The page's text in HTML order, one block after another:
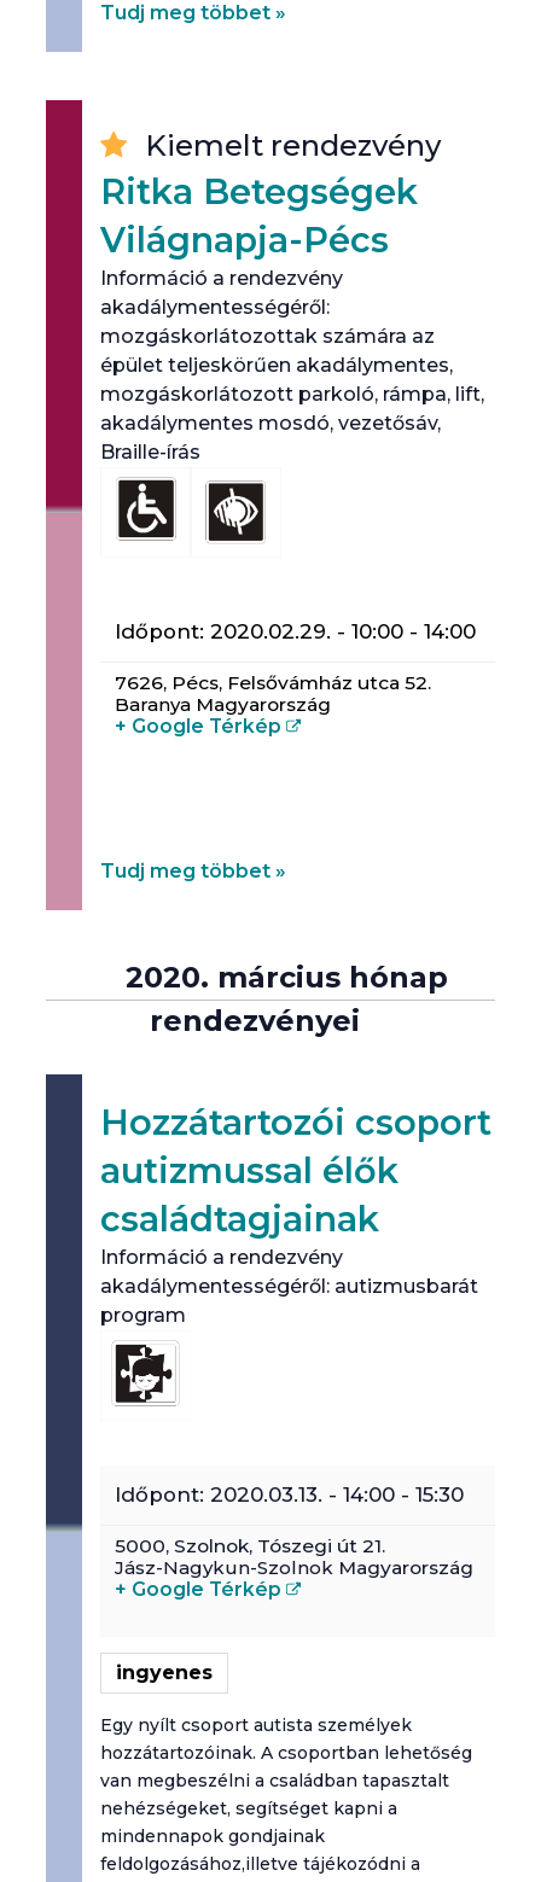
Tudj meg többet »
Kiemelt rendezvény
Ritka Betegségek
Világnapja-Pécs
Információ a rendezvény
akadálymentességéről:
mozgáskorlátozottak számára az
épület teljeskörűen akadálymentes,
mozgáskorlátozott parkoló, rámpa, lift,
akadálymentes mosdó, vezetősáv,
Braille-írás
Időpont: 2020.02.29. - 10:00- 14:00
7626, Pécs, Felsővámház utca 52.
Baranya Magyarország
+ Google Térkép
Tudj meg többet »
2020. március hónap
rendezvényei
Hozzátartozói csoport
autizmussal élők
családtagjainak
Információ a rendezvény
akadálymentességéről: autizmusbarát
program
Időpont: 2020.03.13. - 14:00- 15:30
5000, Szolnok, Tószegi út 21.
Jász-Nagykun-Szolnok Magyarország
+ Google Térkép
ingyenes
Egy nyílt csoport autista személyek
hozzátartozóinak. A csoportban lehetőség
van megbeszélni a családban tapasztalt
nehézségeket, segítséget kapni a
mindennapok gondjainak
feldolgozásához,illetve tájékozódni a